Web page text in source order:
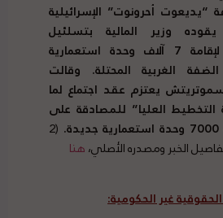
“يديعوت أحرونوت” الإسرائيلية
وزير المالية بتسلئيل
7 آلاف وحدة استعمارية
الغربية المحتلة. وقالت
يعتزم عقد اجتماع لما
التخطيط العليا” للمصادقة على
7000 وحدة استعمارية جديدة.
(2
هنا
غير الحكومية: